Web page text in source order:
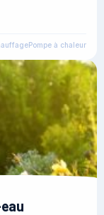
Pompe à chaleur